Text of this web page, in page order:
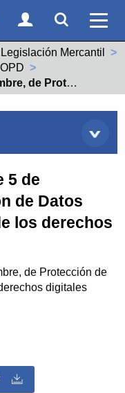
web
Acceso Socios
Acceso
Ver
Legislación Mercantil
de los derechos digitales
5 de
de Datos
los derechos
de Protección de
digitales